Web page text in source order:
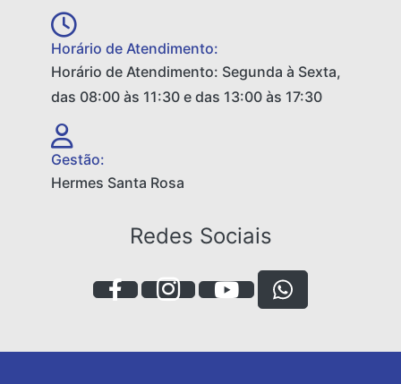
Horário de Atendimento:
Horário de Atendimento: Segunda à Sexta,
das 08:00 às 11:30 e das 13:00 às 17:30
Gestão:
Hermes Santa Rosa
Redes Sociais